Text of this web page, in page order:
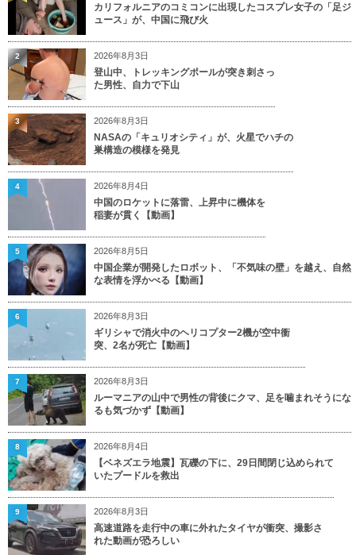
カリフォルニアのコミコンに出現したコスプレ女子の「足ジ
ュース」が、中国に飛び火
2026年8月3日
登山中、トレッキングポールが突き刺さっ
た男性、自力で下山
2
2026年8月3日
NASAの「キュリオシティ」が、火星でハチの
巣構造の模様を発見
3
2026年8月4日
中国のロケットに落雷、上昇中に機体を
稲妻が貫く【動画】
4
2026年8月5日
中国企業が開発したロボット、「不気味の壁」を越え、自然
な表情を浮かべる【動画】
5
2026年8月3日
ギリシャで消火中のヘリコプター2機が空中衝
突、2名が死亡【動画】
6
2026年8月3日
ルーマニアの山中で男性の背後にクマ、足を噛まれそうにな
るも気づかず【動画】
7
2026年8月4日
【ベネズエラ地震】瓦礫の下に、29日間閉じ込められて
いたプードルを救出
8
2026年8月3日
高速道路を走行中の車に外れたタイヤが衝突、撮影さ
れた動画が恐ろしい
9